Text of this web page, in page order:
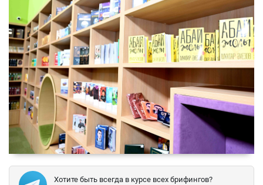
Хотите быть всегда в курсе всех брифингов?